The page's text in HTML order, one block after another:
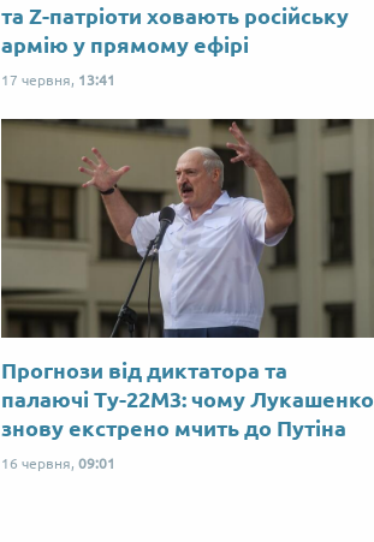
та Z-патріоти ховають російську
армію у прямому ефірі
17 червня, 13:41
Прогнози від диктатора та
палаючі Ту-22М3: чому Лукашенко
знову екстрено мчить до Путіна
16 червня, 09:01